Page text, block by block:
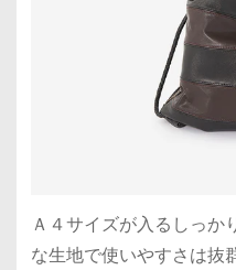
Ａ４サイズが入るしっか
な生地で使いやすさは抜群